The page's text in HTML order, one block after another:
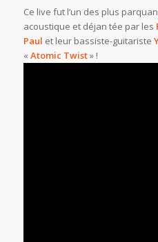
Ce live fut l’un des plus
acoustique et déjan tée par les
Paul et leur bassiste-guitariste
«Atomic Twist» !